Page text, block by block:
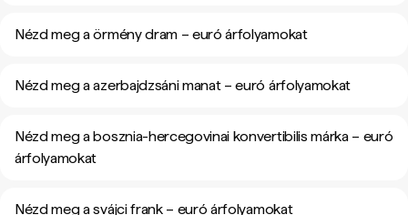
Nézd meg a örmény dram – euró árfolyamokat
Nézd meg a azerbajdzsáni manat – euró árfolyamokat
Nézd meg a bosznia-hercegovinai konvertibilis márka – euró
árfolyamokat
Nézd meg a svájci frank – euró árfolyamokat